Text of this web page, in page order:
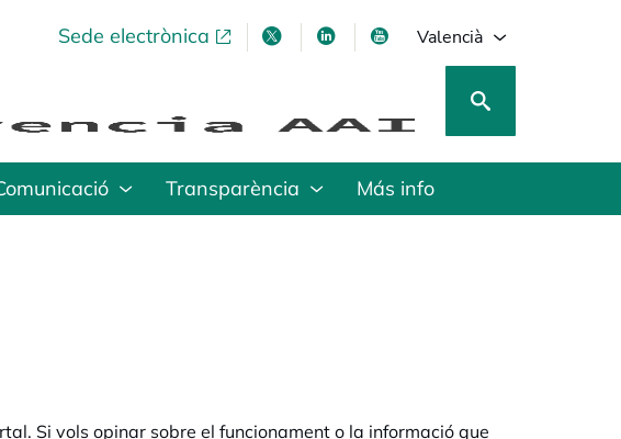
Sede electrònicaopens in a new tabopens in a new tab
opens in a new tab
opens in a new tab
Valencià
Transparència Más info
Si vols opinar sobre el funcionament o la informació que